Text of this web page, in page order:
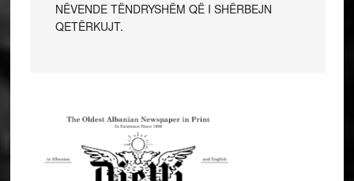
NËVENDE TËNDRYSHËM QË I SHËRBEJN
QETËRKUJT.